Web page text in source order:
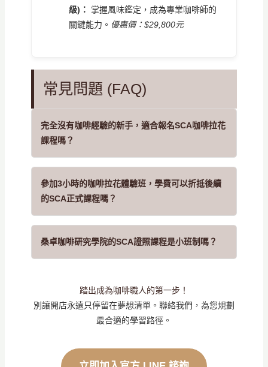
級)：
掌握風味鑑定，成為專業咖啡師的
關鍵能力。 優惠價：$29,800元
常見問題 (FAQ)
完全沒有咖啡經驗的新手，適合報名SCA咖啡拉花
課程嗎？
參加3小時的咖啡拉花體驗班，學費可以折抵後續
的SCA正式課程嗎？
桑卓咖啡研究學院的SCA證照課程是小班制嗎？
踏出成為咖啡職人的第一步！
別讓開店永遠只停留在夢想清單。聯絡我們，為您規劃
最合適的學習路徑。